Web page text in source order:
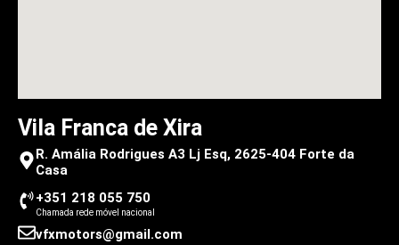
Vila Franca de Xira
R. Amália Rodrigues A3 Lj Esq, 2625-404 Forte da
Casa
+351 218 055 750
Chamada rede móvel nacional
vfxmotors@gmail.com